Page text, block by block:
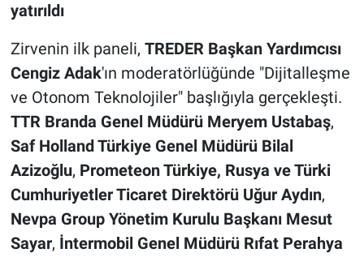
yatırıldı
Zirvenin ilk paneli, TREDER Başkan Yardımcısı
Cengiz Adak'ın moderatörlüğünde "Dijitalleşme
ve Otonom Teknolojiler" başlığıyla gerçekleşti.
TTR Branda Genel Müdürü Meryem Ustabaş,
Saf Holland Türkiye Genel Müdürü Bilal
Azizoğlu, Prometeon Türkiye, Rusya ve Türki
Cumhuriyetler Ticaret Direktörü Uğur Aydın,
Nevpa Group Yönetim Kurulu Başkanı Mesut
Sayar, İntermobil Genel Müdürü Rıfat Perahya